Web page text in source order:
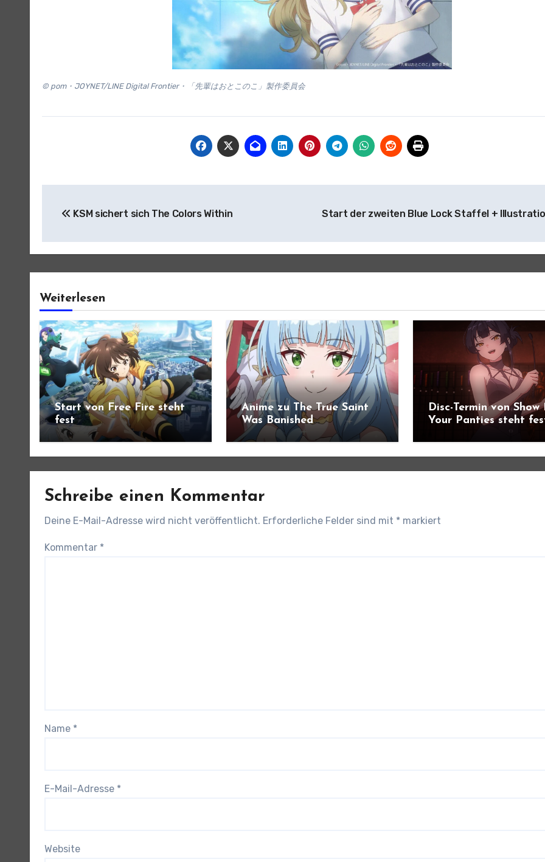
© pom・JOYNET/LINE Digital Frontier・「先輩はおとこのこ」製作委員会
KSM sichert sich The Colors Within Start der zweiten Blue Lock Staffel +
Weiterlesen
Start von Free Fire steht
fest
Anime zu The True Saint
Was Banished
angekündigt
Disc-Termin von Show
Your Panties steht
Schreibe einen Kommentar
Deine E-Mail-Adresse wird nicht veröffentlicht. Erforderliche Felder sind mit * markiert
Kommentar *
Name *
E-Mail-Adresse *
Website